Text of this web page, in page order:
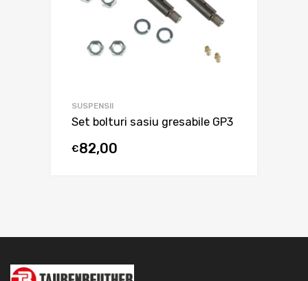
SUSPENSII
Set bolturi sasiu gresabile GP3
€82,00